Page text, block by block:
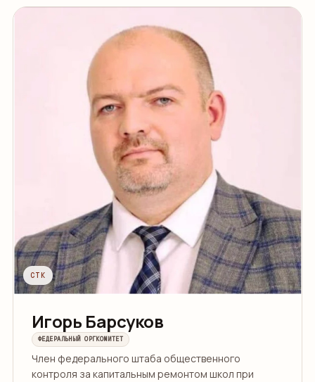
СТК
Игорь Барсуков
ФЕДЕРАЛЬНЫЙ ОРГКОМИТЕТ
Член федерального штаба общественного
контроля за капитальным ремонтом школ при